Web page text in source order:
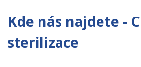
Kde nás najdete -
sterilizace